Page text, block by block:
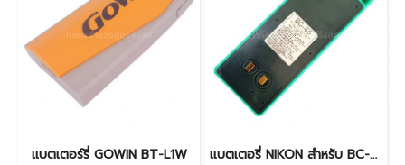
แบตเตอร์รี่ GOWIN BT-L1W แบตเตอรี่ NIKON สำหรับ BC-65